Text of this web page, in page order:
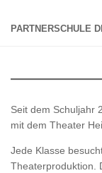
PARTNERSCHULE
Seit dem Schuljahr
mit dem Theater
Jede Klasse
Theaterproduktion.